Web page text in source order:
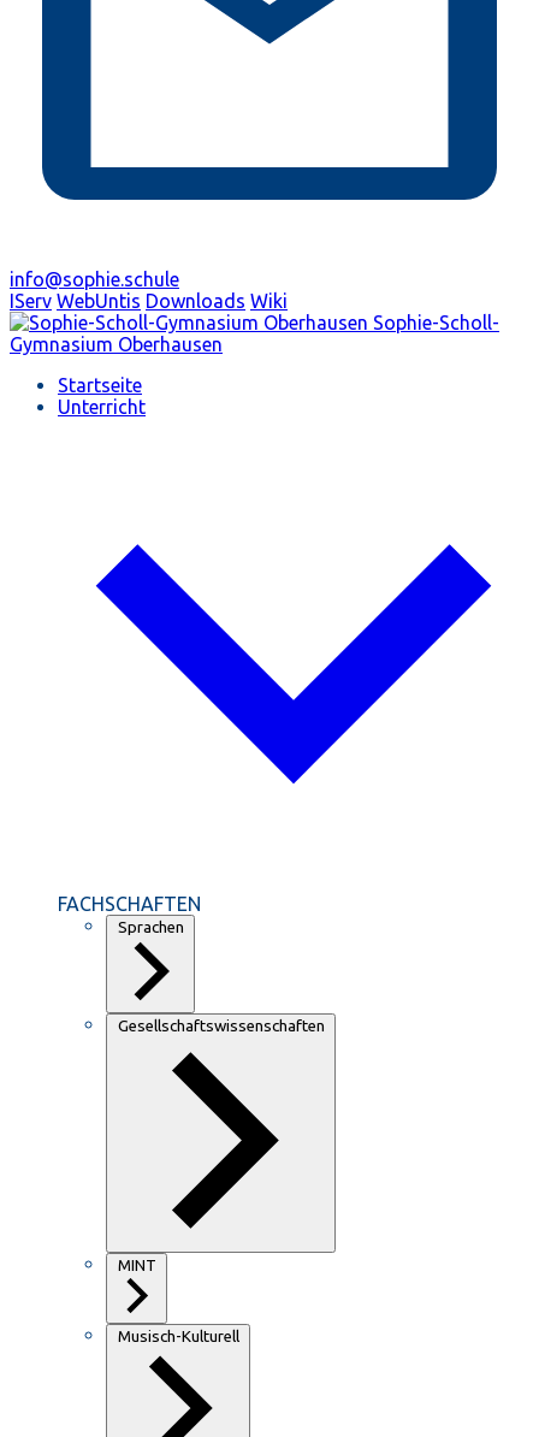
info@sophie.schule
IServ WebUntis Downloads Wiki
Sophie-Scholl-
Gymnasium Oberhausen
Startseite
Unterricht
FACHSCHAFTEN
Sprachen
Gesellschaftswissenschaften
MINT
Musisch-Kulturell